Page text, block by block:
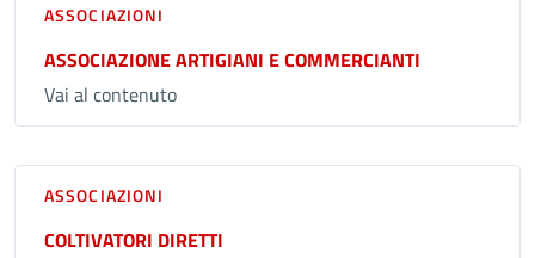
ASSOCIAZIONI
ASSOCIAZIONE ARTIGIANI E COMMERCIANTI
Vai al contenuto
ASSOCIAZIONI
COLTIVATORI DIRETTI